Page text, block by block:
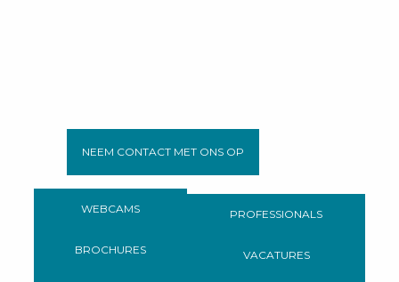
NEEM CONTACT MET ONS OP
WEBCAMS
BROCHURES
PROFESSIONALS
VACATURES